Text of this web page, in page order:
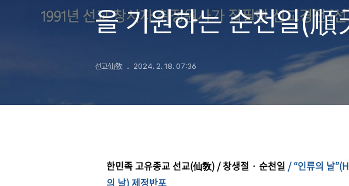
을 기원하는 순천일(
“1.9 인류의 날” 제정반
선교仙敎 2024. 2. 18. 07:36
한민족 고유종교 선교(仙敎) /창생절 · 순천일 / “인류의 날”(
의 날) 제정반포